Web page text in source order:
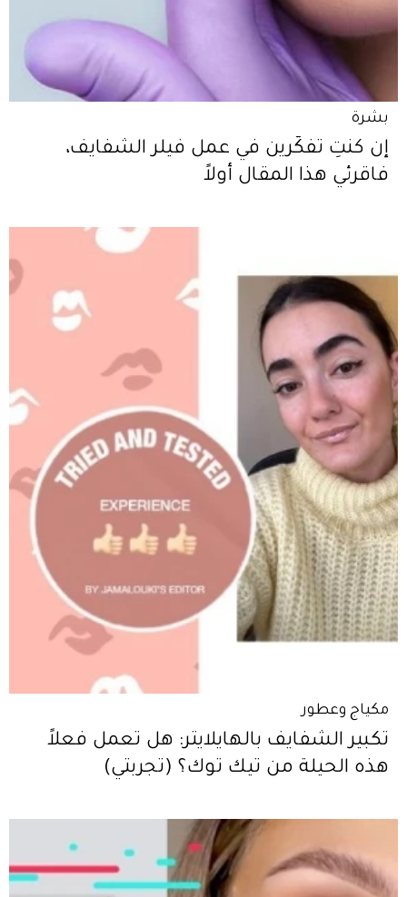
بشرة
إن كنتِ تفكّرين في عمل فيلر الشفايف،
فاقرئي هذا المقال أولاً
مكياج وعطور
تكبير الشفايف بالهايلايتر: هل تعمل فعلاً
هذه الحيلة من تيك توك؟ (تجربتي)